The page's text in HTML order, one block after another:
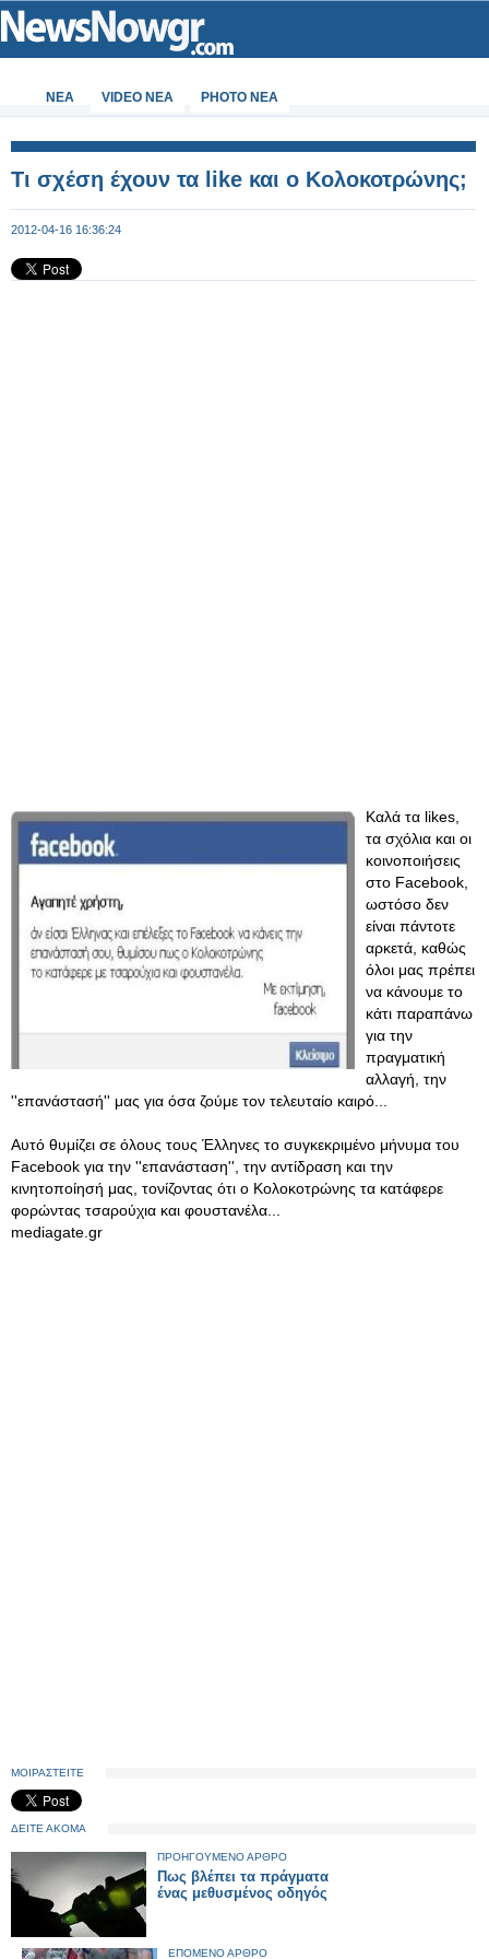
ΝΕΑ VIDEO NEA PHOTO NEA
Τι σχέση έχουν τα like και ο Κολοκοτρώνης;
2012-04-16 16:36:24
Καλά τα likes,
τα σχόλια και οι
κοινοποιήσεις
στο Facebook,
ωστόσο δεν
είναι πάντοτε
αρκετά, καθώς
όλοι μας πρέπει
να κάνουμε το
κάτι παραπάνω
για την
πραγματική
αλλαγή, την
''επανάστασή'' μας για όσα ζούμε τον τελευταίο καιρό...
Αυτό θυμίζει σε όλους τους Έλληνες το συγκεκριμένο μήνυμα του
Facebook για την ''επανάσταση'', την αντίδραση και την
κινητοποίησή μας, τονίζοντας ότι ο Κολοκοτρώνης τα κατάφερε
φορώντας τσαρούχια και φουστανέλα...
mediagate.gr
ΜΟΙΡΑΣΤΕΙΤΕ
ΔΕΙΤΕ ΑΚΟΜΑ
ΠΡΟΗΓΟΥΜΕΝΟ ΑΡΘΡΟ
Πως βλέπει τα πράγματα
ένας μεθυσμένος οδηγός
ΕΠΟΜΕΝΟ ΑΡΘΡΟ